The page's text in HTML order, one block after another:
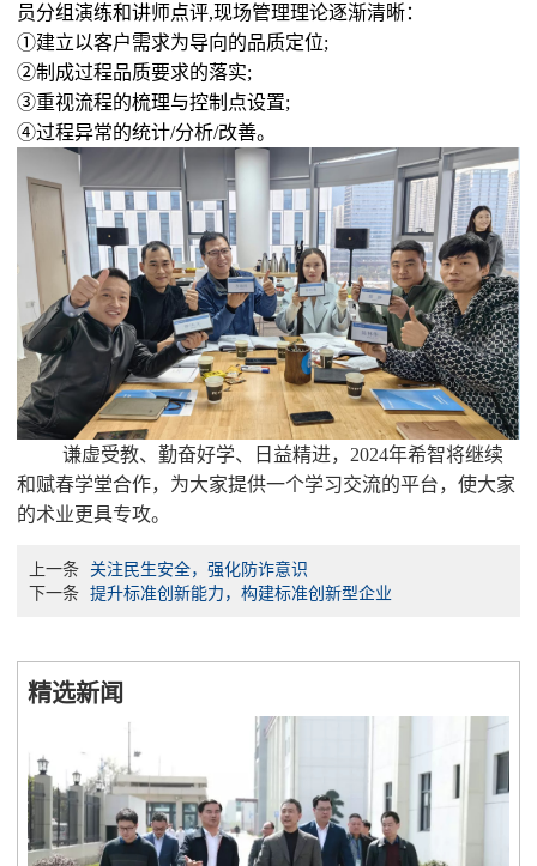
员分组演练和讲师点评,现场管理理论逐渐清晰：
①建立以客户需求为导向的品质定位;
②制成过程品质要求的落实;
③重视流程的梳理与控制点设置;
④过程异常的统计/分析/改善。
谦虚受教、勤奋好学、日益精进， 2024年希智将继续
和赋春学堂合作，为大家提供一个学习交流的平台，使大家
的术业更具专攻。
上一条
关注民生安全，强化防诈意识
下一条 提升标准创新能力，构建标准创新型企业
精选新闻